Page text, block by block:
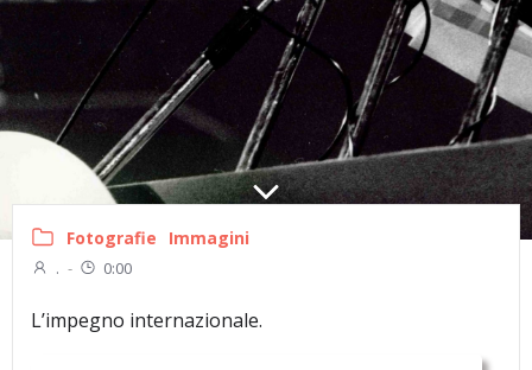
Fotografie Immagini
. - 0:00
L’impegno internazionale.